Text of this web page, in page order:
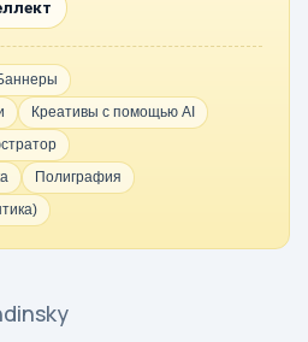
Креативы с помощью AI
Полиграфия